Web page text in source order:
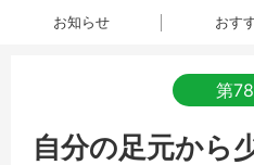
お知らせ おす
第
自分の足元から